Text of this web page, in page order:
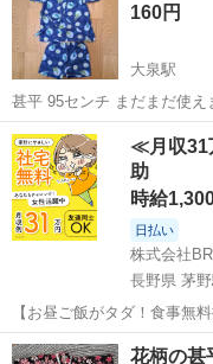
160円
大泉駅
甚平 95センチ まだまだ使え
富山 富山市 大泉駅
≪月収31
助
時給
日払い
株式会社
長野県 茅
【お昼ご飯がタダ！食事無
レーターや検査作業！未経
赴任旅費会社負担★嬉しい
長野 茅野市 茅野駅
花柄の